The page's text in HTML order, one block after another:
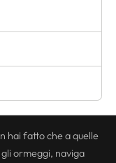
hai fatto che a quelle
ormeggi, naviga